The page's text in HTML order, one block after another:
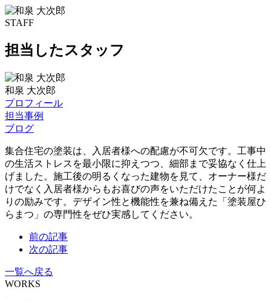
STAFF
担当したスタッフ
和泉 大次郎
プロフィール
担当事例
ブログ
集合住宅の塗装は、入居者様への配慮が不可欠です。工事中
の生活ストレスを最小限に抑えつつ、細部まで妥協なく仕上
げました。施工後の明るくなった建物を見て、オーナー様だ
けでなく入居者様からもお喜びの声をいただけたことが何よ
りの励みです。デザイン性と機能性を兼ね備えた「塗装屋ひ
らまつ」の専門性をぜひ実感してください。
前の記事
次の記事
一覧へ戻る
WORKS